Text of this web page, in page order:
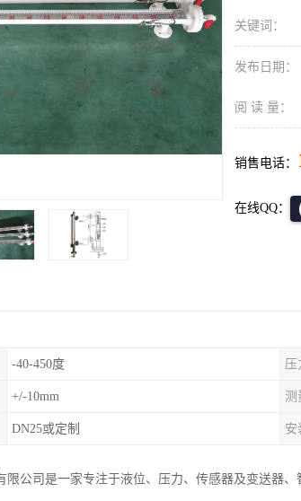
关键词：
发布日期：
阅 读 量：
销售电话：
在线QQ：
-40-450度 压
+/-10mm 测
DN25或定制 安
限公司是一家专注于液位、压力、传感器及变送器